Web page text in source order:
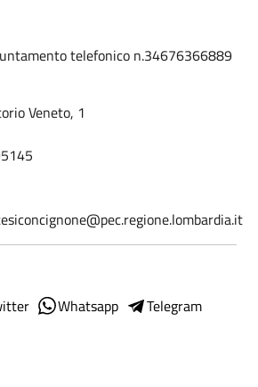
telefonico n.34676366889
Veneto, 1
Whatsapp
Telegram